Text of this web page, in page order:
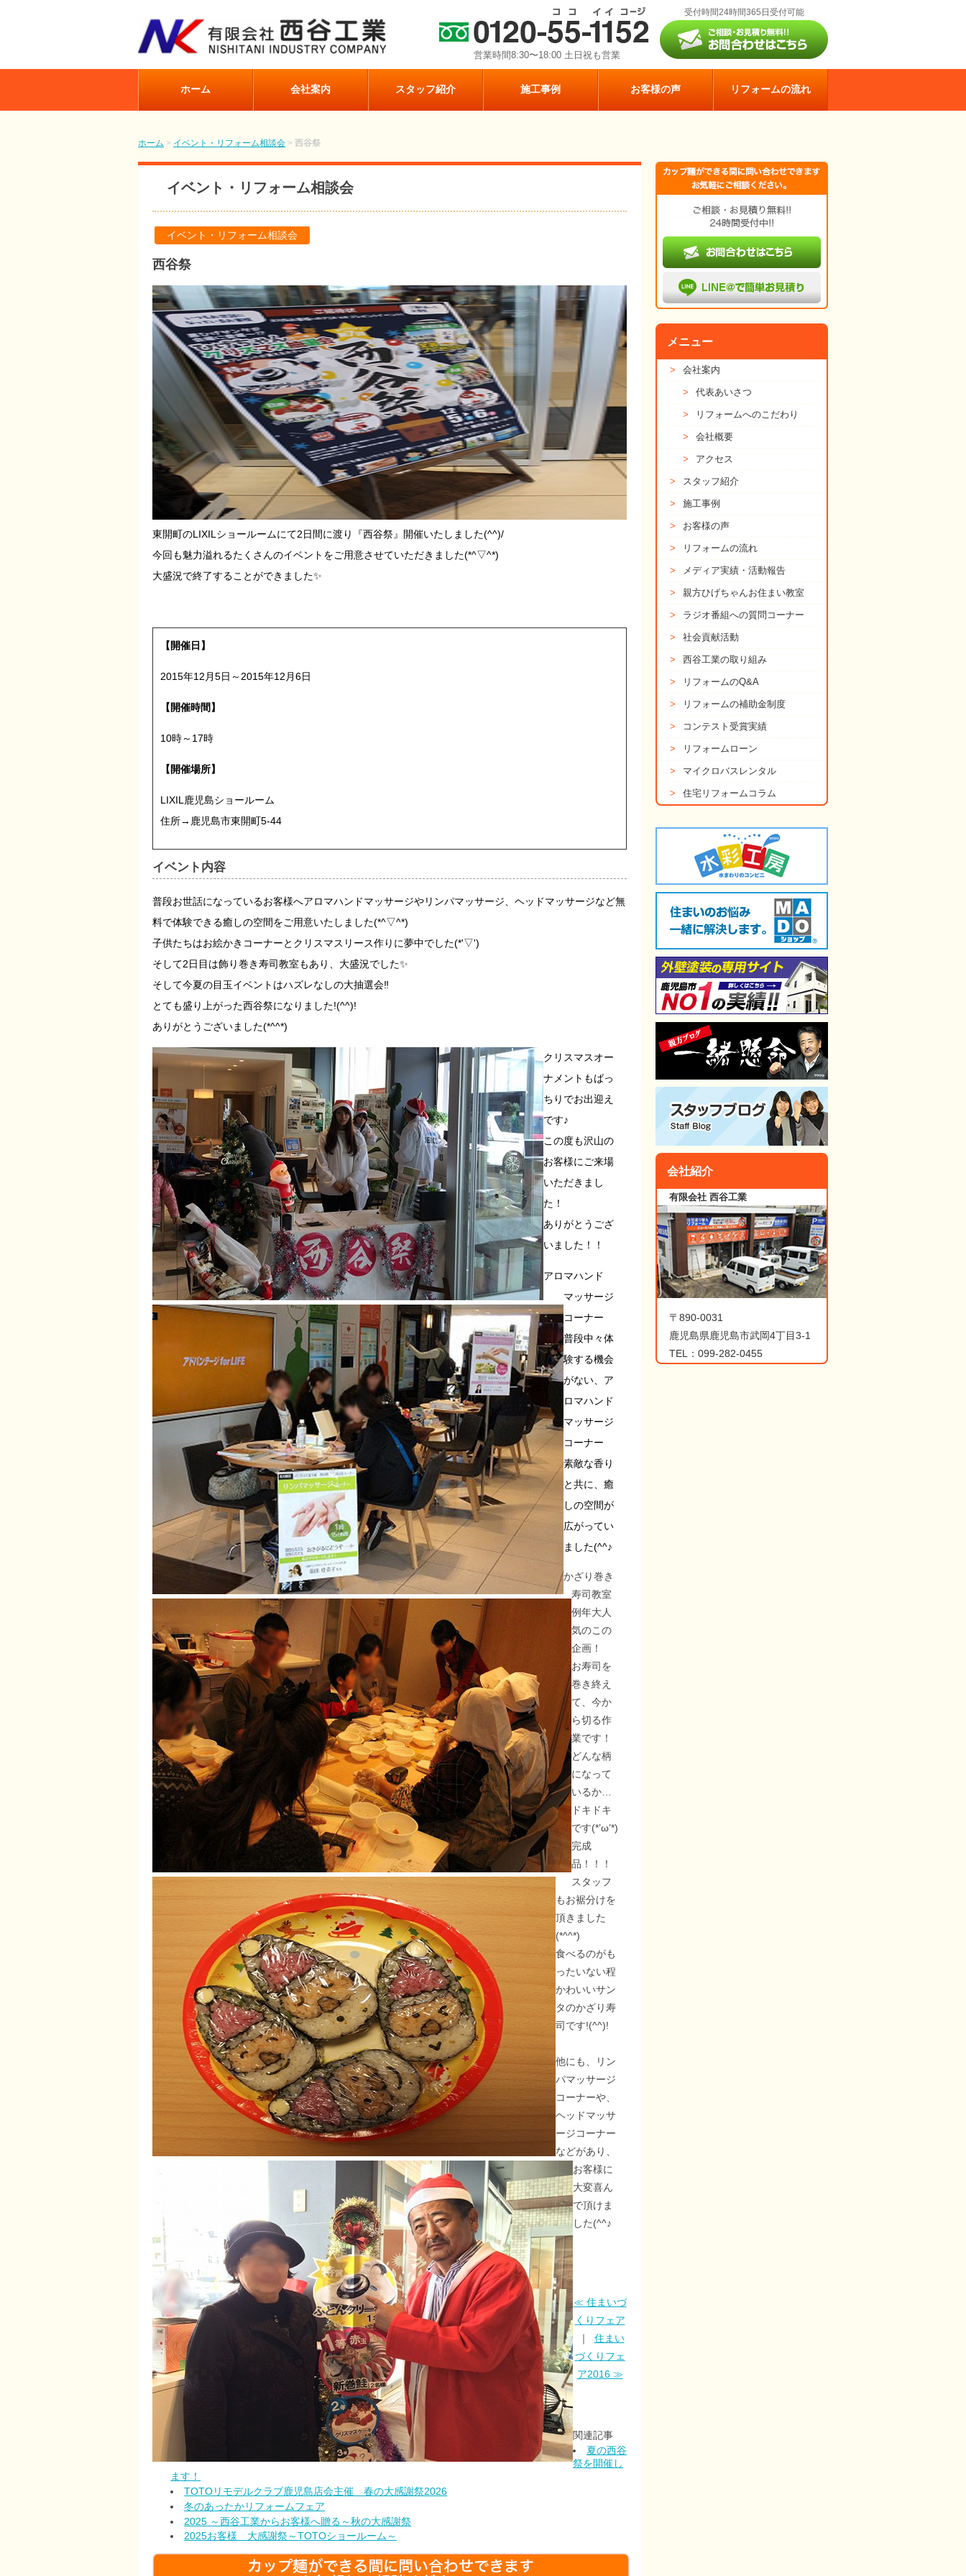
営業時間8:30〜18:00 土日祝も営業
受付時間24時間365日受付可能
ホーム 会社案内 スタッフ紹介 施工事例 お客様の声 リフォームの流れ
ホーム > イベント・リフォーム相談会 > 西谷祭
イベント・リフォーム相談会
イベント・リフォーム相談会
西谷祭
東開町のLIXILショールームにて2日間に渡り『西谷祭』開催いたしました(^^)/
今回も魅力溢れるたくさんのイベントをご用意させていただきました(*^▽^*)
大盛況で終了することができました✨
【開催日】
2015年12月5日～2015年12月6日
【開催時間】
10時～17時
【開催場所】
LIXIL鹿児島ショールーム
住所→鹿児島市東開町5-44
イベント内容
普段お世話になっているお客様へアロマハンドマッサージやリンパマッサージ、ヘッドマッサージなど無
料で体験できる癒しの空間をご用意いたしました(*^▽^*)
子供たちはお絵かきコーナーとクリスマスリース作りに夢中でした(*'▽')
そして2日目は飾り巻き寿司教室もあり、大盛況でした✨
そして今夏の目玉イベントはハズレなしの大抽選会‼
とても盛り上がった西谷祭になりました!(^^)!
ありがとうございました(*^^*)
クリスマスオー
ナメントもばっ
ちりでお出迎え
です♪
この度も沢山の
お客様にご来場
いただきまし
た！
ありがとうござ
いました！！
アロマハンド
マッサージ
コーナー
普段中々体
験する機会
がない、ア
ロマハンド
マッサージ
コーナー
素敵な香り
と共に、癒
しの空間が
広がってい
ました(^^♪
かざり巻き
寿司教室
例年大人
気のこの
企画！
お寿司を
巻き終え
て、今か
ら切る作
業です！
どんな柄
になって
いるか…
ドキドキ
です(*’ω’*)
完成
品！！！
スタッフ
もお裾分けを
頂きました
(*^^*)
食べるのがも
ったいない程
かわいいサン
タのかざり寿
司です!(^^)!
他にも、リン
パマッサージ
コーナーや、
ヘッドマッサ
ージコーナー
などがあり、
お客様に
大変喜ん
で頂けま
した(^^♪
≪ 住まいづ
くりフェア
｜ 住まい
づくりフェ
ア2016 ≫
関連記事
夏の西谷
祭を開催し
ます！
TOTOリモデルクラブ鹿児島店会主催 春の大感謝祭2026
冬のあったかリフォームフェア
2025 ～西谷工業からお客様へ贈る～秋の大感謝祭
2025お客様 大感謝祭～TOTOショールーム～
メニュー
> 会社案内
> 代表あいさつ
> リフォームへのこだわり
> 会社概要
> アクセス
> スタッフ紹介
> 施工事例
> お客様の声
> リフォームの流れ
> メディア実績・活動報告
> 親方ひげちゃんお住まい教室
> ラジオ番組への質問コーナー
> 社会貢献活動
> 西谷工業の取り組み
> リフォームのQ&A
> リフォームの補助金制度
> コンテスト受賞実績
> リフォームローン
> マイクロバスレンタル
> 住宅リフォームコラム
会社紹介
有限会社 西谷工業
〒890-0031
鹿児島県鹿児島市武岡4丁目3-1
TEL：099-282-0455